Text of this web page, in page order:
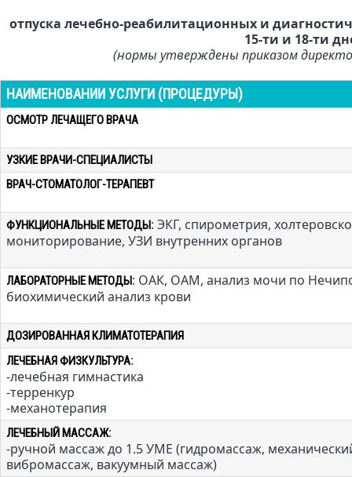
отпуска лечебно-реабилитационных и
15-ти и 18-ти
(нормы утверждены приказом
НАИМЕНОВАНИИ УСЛУГИ (ПРОЦЕДУРЫ)
ОСМОТР ЛЕЧАЩЕГО ВРАЧА
УЗКИЕ ВРАЧИ-СПЕЦИАЛИСТЫ
ВРАЧ-СТОМАТОЛОГ-ТЕРАПЕВТ
ФУНКЦИОНАЛЬНЫЕ МЕТОДЫ: ЭКГ, спирометрия,
мониторирование, УЗИ внутренних органов
ЛАБОРАТОРНЫЕ МЕТОДЫ: ОАК, ОАМ, анализ мочи по
биохимический анализ крови
ДОЗИРОВАННАЯ КЛИМАТОТЕРАПИЯ
ЛЕЧЕБНАЯ ФИЗКУЛЬТУРА:
-лечебная гимнастика
-терренкур
-механотерапия
ЛЕЧЕБНЫЙ МАССАЖ:
-ручной массаж до 1.5 УМЕ (гидромассаж,
вибромассаж, вакуумный массаж)